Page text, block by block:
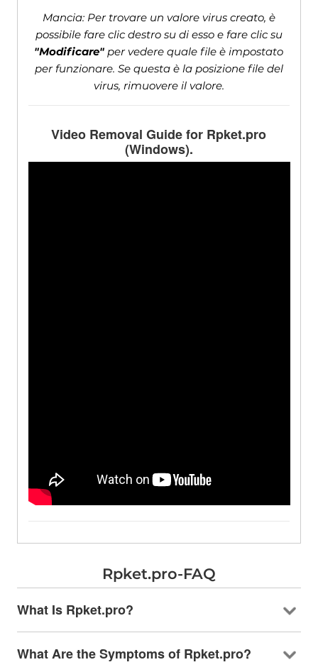
Mancia: Per trovare un valore virus creato, è
possibile fare clic destro su di esso e fare clic su
"Modificare" per vedere quale file è impostato
per funzionare. Se questa è la posizione file del
virus, rimuovere il valore.
Video Removal Guide for Rpket.pro
(Windows).
Rpket.pro-FAQ
What Is Rpket.pro?
What Are the Symptoms of Rpket.pro?